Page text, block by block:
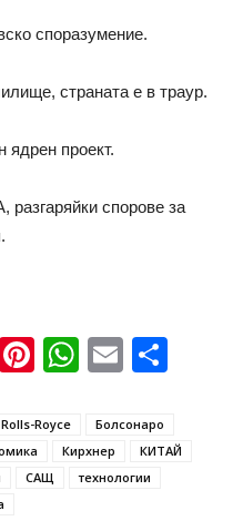
споразумение.
страната е в траур.
ядрен проект.
спорове за
LinkedIn
Pinterest
WhatsApp
Email
Rolls-Royce
Болсонаро
Кирхнер
КИТАЙ
САЩ
технологии